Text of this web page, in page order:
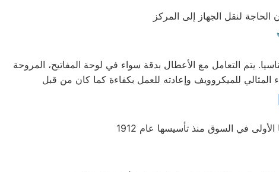
يتم التعامل مع الأعطال بدقة سواء في لوحة المفاتيح، المروحة